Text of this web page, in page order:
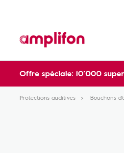
Offre spéciale: 10’000
Protections auditives Bouchons